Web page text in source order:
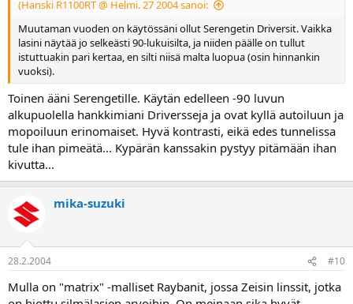
(Hanski R1100RT @ Helmi. 27 2004 sanoi:
Muutaman vuoden on käytössäni ollut Serengetin Driversit. Vaikka
lasini näytää jo selkeästi 90-lukuisilta, ja niiden päälle on tullut
istuttuakin pari kertaa, en silti niisä malta luopua (osin hinnankin
vuoksi).
Toinen ääni Serengetille. Käytän edelleen -90 luvun
alkupuolella hankkimiani Driversseja ja ovat kyllä autoiluun ja
mopoiluun erinomaiset. Hyvä kontrasti, eikä edes tunnelissa
tule ihan pimeätä... Kypärän kanssakin pystyy pitämään ihan
kivutta...
mika-suzuki
28.2.2004 #10
Mulla on "matrix" -malliset Raybanit, jossa Zeisin linssit, jotka